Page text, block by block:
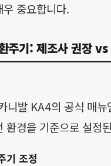
중요합니다.
주기: 제조사 권장 vs
니발 KA4의 공식 매
환경을 기준으로 설정
기 조정